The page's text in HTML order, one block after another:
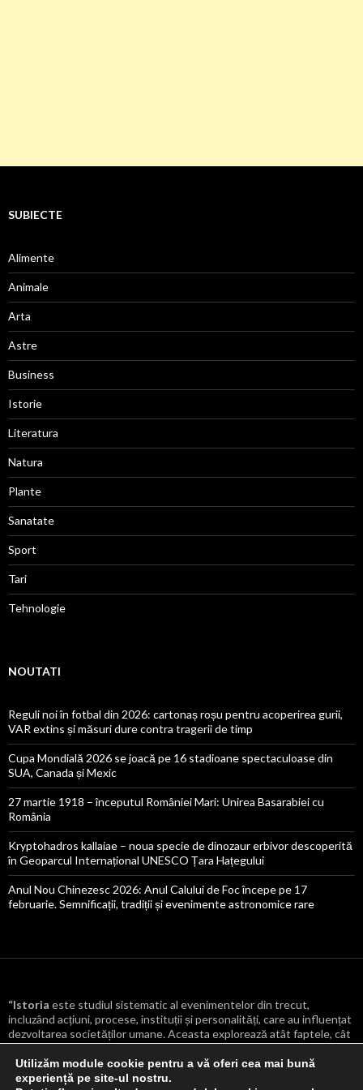
SUBIECTE
Alimente
Animale
Arta
Astre
Business
Istorie
Literatura
Natura
Plante
Sanatate
Sport
Tari
Tehnologie
NOUTATI
Reguli noi în fotbal din 2026: cartonaș roșu pentru acoperirea gurii,
VAR extins și măsuri dure contra tragerii de timp
Cupa Mondială 2026 se joacă pe 16 stadioane spectaculoase din
SUA, Canada și Mexic
27 martie 1918 – începutul României Mari: Unirea Basarabiei cu
România
Kryptohadros kallaiae – noua specie de dinozaur erbivor descoperită
în Geoparcul Internațional UNESCO Țara Hațegului
Anul Nou Chinezesc 2026: Anul Calului de Foc începe pe 17
februarie. Semnificații, tradiții și evenimente astronomice rare
“Istoria este studiul sistematic al evenimentelor din trecut,
incluzând acțiuni, procese, instituții și personalități, care au influențat
dezvoltarea societăților umane. Aceasta explorează atât faptele, cât
și cauzele și consecințele lor, oferind o înțelegere mai profundă a
transformărilor culturale, politice, economice și sociale care au
modelat lumea.“
Utilizăm module cookie pentru a vă oferi cea mai bună
experiență pe site-ul nostru.